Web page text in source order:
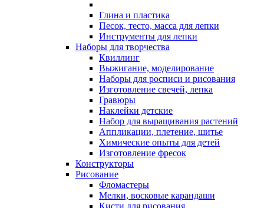
Глина и пластика
Песок, тесто, масса для лепки
Инструменты для лепки
Наборы для творчества
Квиллинг
Выжигание, моделирование
Наборы для росписи и рисования
Изготовление свечей, лепка
Гравюры
Наклейки детские
Набор для выращивания растений
Аппликации, плетение, шитье
Химические опыты для детей
Изготовление фресок
Конструкторы
Рисование
Фломастеры
Мелки, восковые карандаши